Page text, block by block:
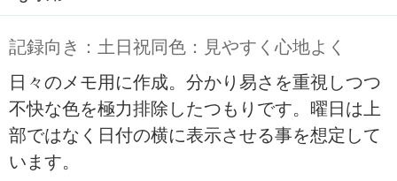
記録向き：土日祝同色：見やすく心地よく
日々のメモ用に作成。分かり易さを重視しつつ
不快な色を極力排除したつもりです。曜日は上
部ではなく日付の横に表示させる事を想定して
います。